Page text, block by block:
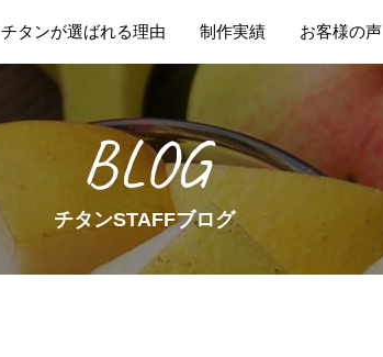
チタンが選ばれる理由 制作実績 お客様の声
BLOG
チタンSTAFFブログ